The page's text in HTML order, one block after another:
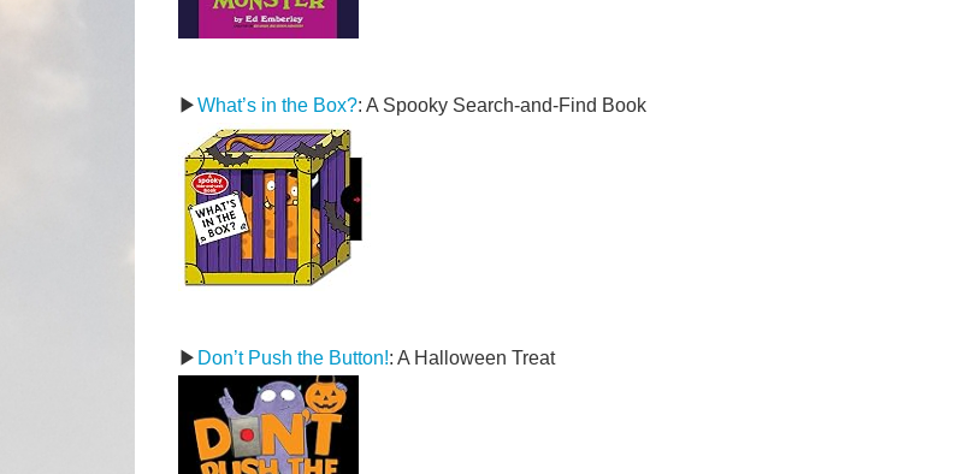
▶What’s in the Box?: A Spooky Search-and-Find Book
▶ Don’t Push the Button!: A Halloween Treat